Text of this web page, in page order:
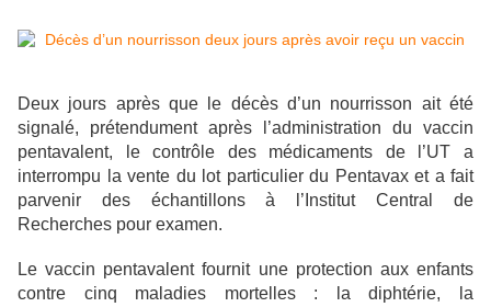
Deux jours après que le décès d’un nourrisson ait été
signalé, prétendument après l’administration du vaccin
pentavalent, le contrôle des médicaments de l’UT a
interrompu la vente du lot particulier du Pentavax et a fait
parvenir des échantillons à l’Institut Central de
Recherches pour examen.
Le vaccin pentavalent fournit une protection aux enfants
contre cinq maladies mortelles : la diphtérie, la